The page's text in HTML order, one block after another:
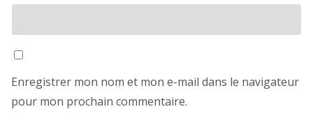
Enregistrer mon nom et mon e-mail dans le navigateur
pour mon prochain commentaire.